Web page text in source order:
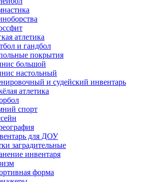
атлетика
и гандбол
покрытия
большой
настольный
и судейский инвентарь
атлетика
спорт
для ДОУ
заградительные
инвентаря
форма